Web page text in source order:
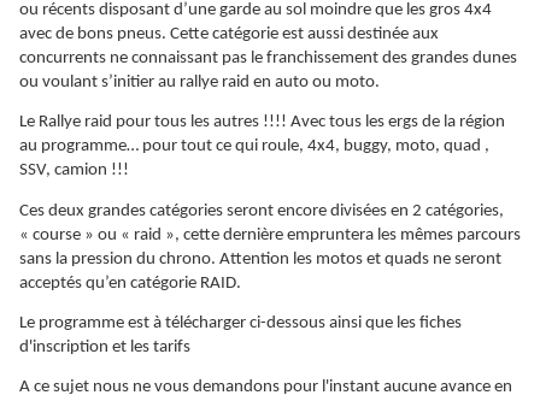
ou récents disposant d’une garde au sol moindre que les gros 4x4
avec de bons pneus. Cette catégorie est aussi destinée aux
concurrents ne connaissant pas le franchissement des grandes dunes
ou voulant s’initier au rallye raid en auto ou moto.
Le Rallye raid pour tous les autres !!!! Avec tous les ergs de la région
au programme… pour tout ce qui roule, 4x4, buggy, moto, quad ,
SSV, camion !!!
Ces deux grandes catégories seront encore divisées en 2 catégories,
« course » ou « raid », cette dernière empruntera les mêmes parcours
sans la pression du chrono. Attention les motos et quads ne seront
acceptés qu’en catégorie RAID.
Le programme est à télécharger ci-dessous ainsi que les fiches
d'inscription et les tarifs
A ce sujet nous ne vous demandons pour l'instant aucune avance en